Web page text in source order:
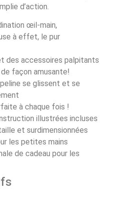
d’action.
œil-main,
à effet, le pur
des accessoires palpitants
façon amusante!
se glissent et se
à chaque fois !
illustrées incluses
et surdimensionnées
les petites mains
de cadeau pour les